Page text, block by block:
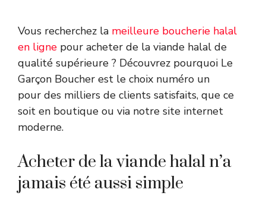
Vous recherchez la meilleure boucherie halal
en ligne pour acheter de la viande halal de
qualité supérieure ? Découvrez pourquoi Le
Garçon Boucher est le choix numéro un
pour des milliers de clients satisfaits, que ce
soit en boutique ou via notre site internet
moderne.
Acheter de la viande halal n’a
jamais été aussi simple